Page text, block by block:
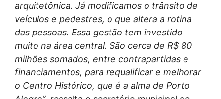
arquitetônica. Já modificamos o trânsito de
veículos e pedestres, o que altera a rotina
das pessoas. Essa gestão tem investido
muito na área central. São cerca de R$ 80
milhões somados, entre contrapartidas e
financiamentos, para requalificar e melhorar
o Centro Histórico, que é a alma de Porto